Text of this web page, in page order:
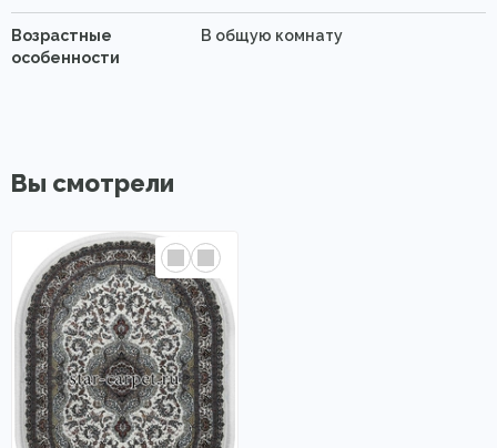
Возрастные
особенности
В общую комнату
Вы смотрели